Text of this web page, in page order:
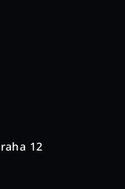
12